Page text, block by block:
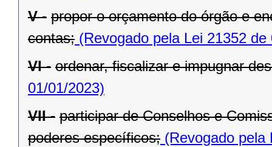
V - propor o orçamento do órgão e
contas; (Revogado pela Lei 21352 de
VI - ordenar, fiscalizar e impugnar
01/01/2023)
VII - participar de Conselhos e
poderes específicos; (Revogado pela